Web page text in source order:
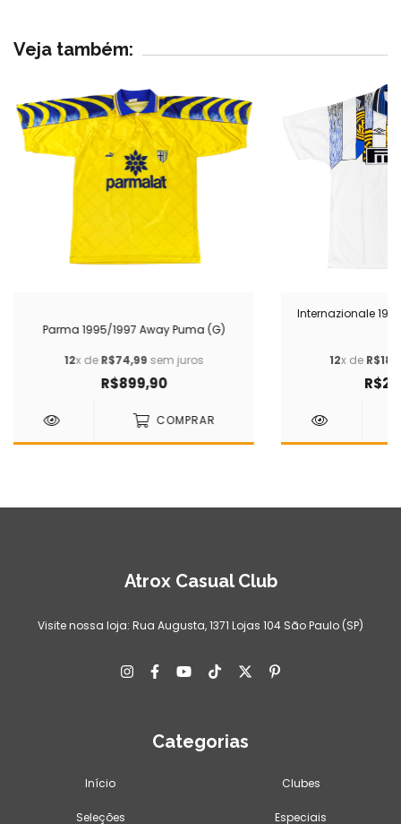
Veja também:
Parma 1995/1997 Away Puma (G)
12x deR$74,99 sem juros
R$899,90
COMPRAR
Internazionale
12x de
Atrox Casual Club
Visite nossa loja: Rua Augusta, 1371 Lojas 104 São Paulo (SP)
Categorias
Início Clubes
Seleções Especiais